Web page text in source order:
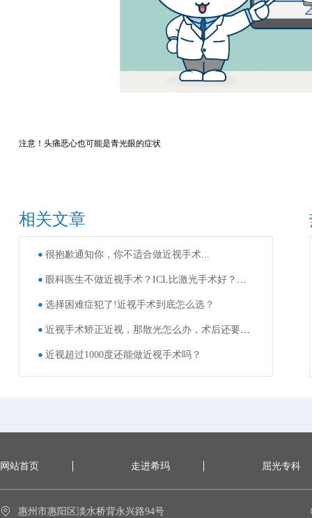
注意！头痛恶心也可能是青光眼的症状
相关文章
很抱歉通知你，你不适合做近视手术...
眼科医生不做近视手术？ICL比激光手术好？这些近视手术谣言，别再信了！
选择困难症犯了!近视手术到底怎么选？
近视手术矫正近视，那散光怎么办，术后还要戴眼镜吗？
近视超过1000度还能做近视手术吗？
网站首页 走进希玛 屈光专科
惠州市惠阳区淡水桥背永兴路94号